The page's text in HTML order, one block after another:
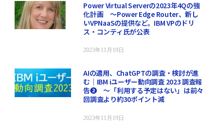
Power Virtual Serverの2023年4Qの強
化計画 ～Power Edge Router、新し
いVPNaaSの提供など。IBM VPのドリ
ス・コンティ氏が公表
2023年11月19日
AIの適用、ChatGPTの調査・検討が進
む｜IBM iユーザー動向調査 2023 調査報
告❷ ～「利用する予定はない」は前々
回調査より約30ポイント減
2023年11月19日